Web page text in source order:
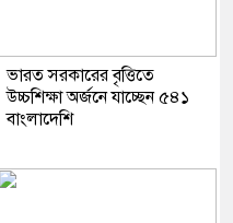
ভারত সরকারের বৃত্তিতে
উচ্চশিক্ষা অর্জনে যাচ্ছেন ৫৪১
বাংলাদেশি